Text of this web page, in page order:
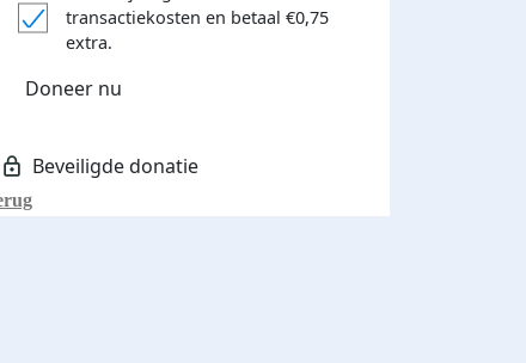
Donateurs bedankt
transactiekosten en betaal €0,75
extra.
Doneer nu